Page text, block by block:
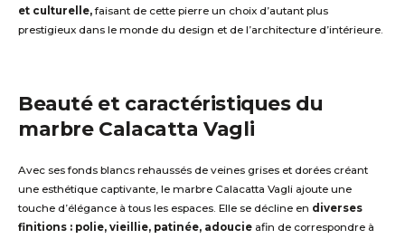
et culturelle,faisant de cette pierre un choix d’autant plus
prestigieux dans le monde du design et de l’architecture d’intérieure.
Beauté et caractéristiques du
marbre Calacatta Vagli
Avec ses fonds blancs rehaussés de veines grises et dorées créant
une esthétique captivante, le marbre Calacatta Vagli ajoute une
touche d’élégance à tous les espaces. Elle se décline en diverses
finitions : polie, vieillie, patinée, adoucie afin de correspondre à